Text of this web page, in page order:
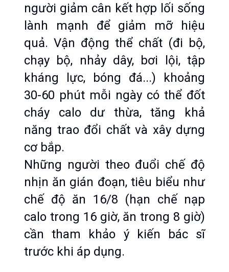
người giảm cân kết hợp lối sống
lành mạnh để giảm mỡ hiệu
quả. Vận động thể chất (đi bộ,
chạy bộ, nhảy dây, bơi lội, tập
kháng lực, bóng đá...) khoảng
30-60 phút mỗi ngày có thể đốt
cháy calo dư thừa, tăng khả
năng trao đổi chất và xây dựng
cơ bắp.
Những người theo đuổi chế độ
nhịn ăn gián đoạn, tiêu biểu như
chế độ ăn 16/8 (hạn chế nạp
calo trong 16 giờ, ăn trong 8 giờ)
cần tham khảo ý kiến bác sĩ
trước khi áp dụng.